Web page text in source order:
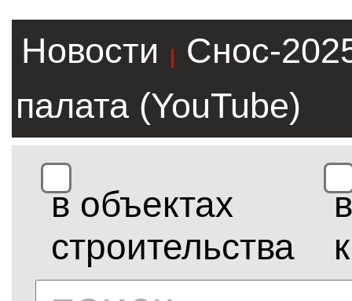
Новости |
Снос-
палата (YouTube)
в объектах
строительства
в